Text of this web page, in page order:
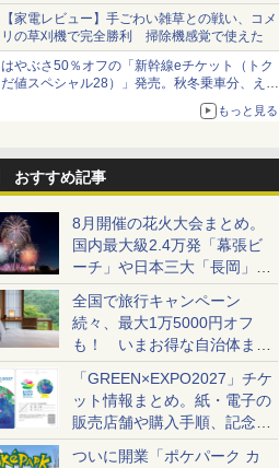
【家電レビュー】手ごわい雑草との戦い、コメ
リの草刈機で完全勝利 掃除機感覚で使えた
はやぶさ50％オフの「新幹線eチケット（トク
だ値スペシャル28）」発売。秋冬乗車分、えき
もっと見る
おすすめ記事
8月開催の花火大会まとめ。
国内最大級2.4万発「幕張ビ
ーチ」や日本三大「長岡」な
ど大型イベント目白押し！
全国で旅行キャンペーン
続々、最大1万5000円オフ
も！ いまお得な自治体まと
め
「GREEN×EXPO2027」チケ
ット情報まとめ。紙・電子の
販売店舗や購入手順、記念チ
ケットも解説
ついに開業「ポケパーク カ